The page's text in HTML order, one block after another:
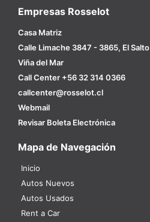
Empresas Rosselot
Casa Matriz
Calle Limache 3847 - 3865, El Salto
Viña del Mar
Call Center +56 32 314 0366
callcenter@rosselot.cl
Webmail
Revisar Boleta Electrónica
Mapa de Navegación
Inicio
Autos Nuevos
Autos Usados
Rent a Car